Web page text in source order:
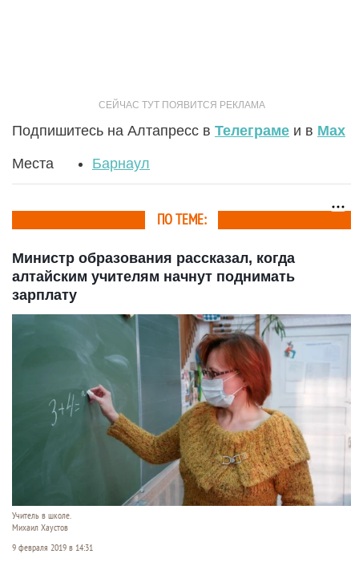
Подпишитесь на Алтапресс в Телеграме и в Max
Места Барнаул
ПО ТЕМЕ:
Министр образования рассказал, когда
алтайским учителям начнут поднимать
зарплату
Учитель в школе.
Михаил Хаустов
9 февраля 2019 в 14:31